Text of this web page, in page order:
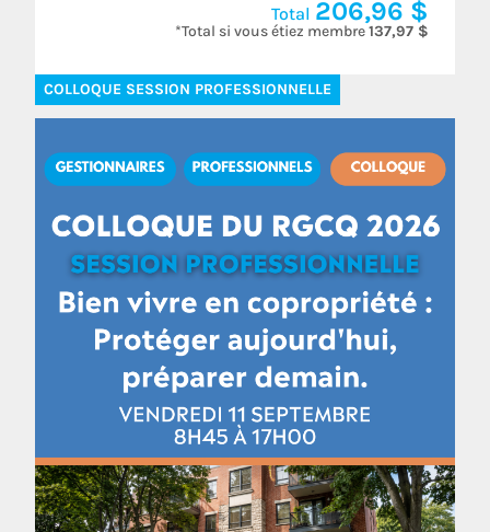
Total 206,96 $
*Total si vous étiez membre137,97 $
COLLOQUE SESSION PROFESSIONNELLE